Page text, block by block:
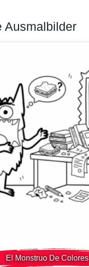
Ausmalbilder
El Monstruo De Colores